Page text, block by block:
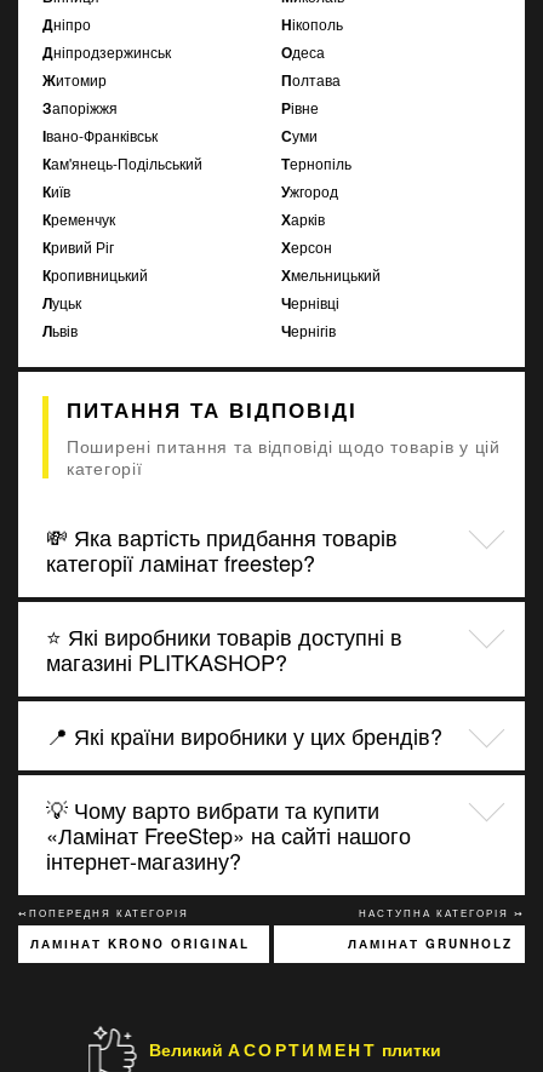
Дніпро
Дніпродзержинськ
Житомир
Запоріжжя
Івано-Франківськ
Кам'янець-Подільський
Київ
Кременчук
Кривий Ріг
Кропивницький
Луцьк
Львів
Нікополь
Одеса
Полтава
Рівне
Суми
Тернопіль
Ужгород
Харків
Херсон
Хмельницький
Чернівці
Чернігів
ПИТАННЯ ТА ВІДПОВІДІ
Поширені питання та відповіді щодо товарів у цій
категорії
💸 Яка вартість придбання товарів
категорії ламінат freestep?
⭐ Які виробники товарів доступні в
магазині PLITKASHOP?
📍 Які країни виробники у цих брендів?
💡 Чому варто вибрати та купити
«Ламінат FreeStep» на сайті нашого
інтернет-магазину?
↢ПОПЕРЕДНЯ КАТЕГОРІЯ
ЛАМІНАТ KRONO ORIGINAL
НАСТУПНА КАТЕГОРІЯ ↣
ЛАМІНАТ GRUNHOLZ
ВеликийАСОРТИМЕНТ плитки